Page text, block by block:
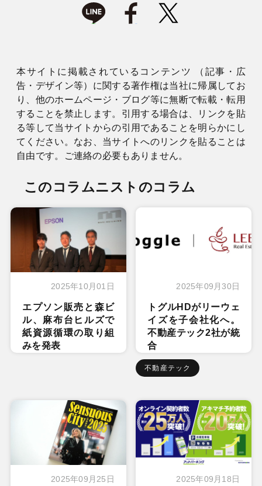
本サイトに掲載されているコンテンツ （記事・広
告・デザイン等）に関する著作権は当社に帰属してお
り、他のホームページ・ブログ等に無断で転載・転用
することを禁止します。引用する場合は、リンクを貼
る等して当サイトからの引用であることを明らかにし
てください。なお、当サイトへのリンクを貼ることは
自由です。ご連絡の必要もありません。
このコラムニストのコラム
2025年10月01日
エプソン販売と森ビ
ル、麻布台ヒルズで
紙資源循環の取り組
みを発表
2025年09月30日
トグルHDがリーウェ
イズを子会社化へ。
不動産テック2社が統
合
不動産テック
2025年09月25日 2025年09月18日